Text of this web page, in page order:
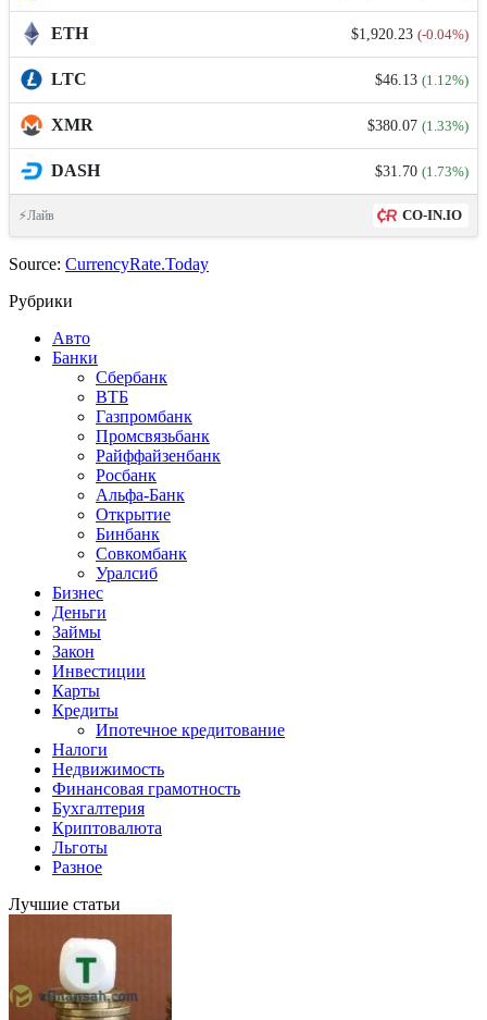
ETH $1,920.23 (-0.04%)
LTC $46.13 (1.12%)
XMR $380.07 (1.33%)
DASH $31.70 (1.73%)
⚡Лайв CO-IN.IO
Source: CurrencyRate.Today
Рубрики
Авто
Банки
Сбербанк
ВТБ
Газпромбанк
Промсвязьбанк
Райффайзенбанк
Росбанк
Альфа-Банк
Открытие
Бинбанк
Совкомбанк
Уралсиб
Бизнес
Деньги
Займы
Закон
Инвестиции
Карты
Кредиты
Ипотечное кредитование
Налоги
Недвижимость
Финансовая грамотность
Бухгалтерия
Криптовалюта
Льготы
Разное
Лучшие статьи